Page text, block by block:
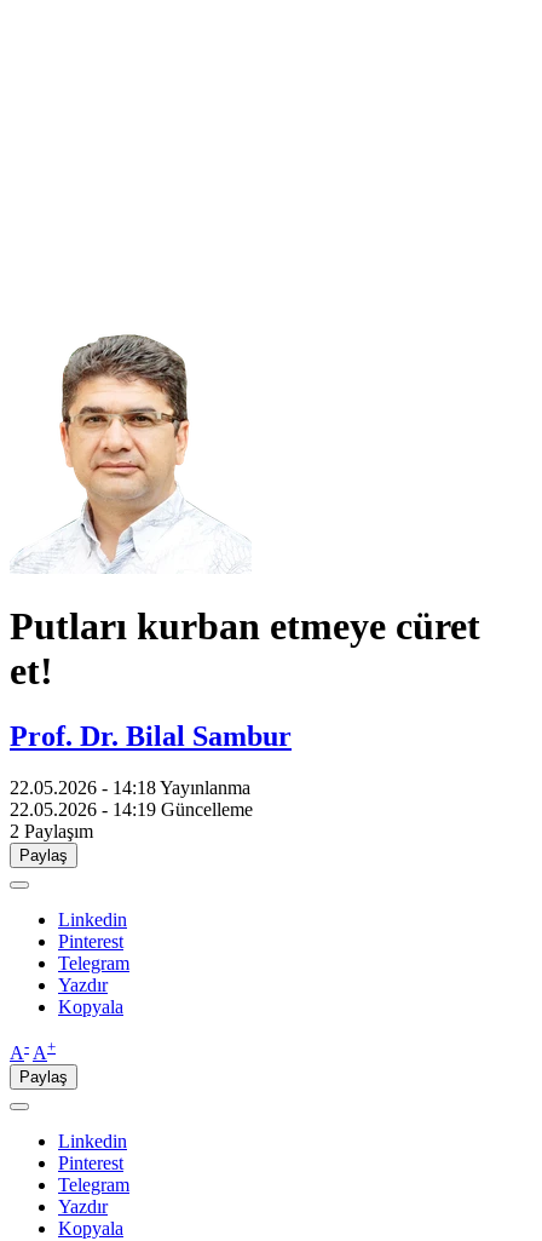
Putları kurban etmeye cüret
et!
Prof. Dr. Bilal Sambur
22.05.2026 - 14:18Yayınlanma
22.05.2026 - 14:19 Güncelleme
2 Paylaşım
Paylaş
Linkedin
Pinterest
Telegram
Yazdır
Kopyala
A- A+
Paylaş
Linkedin
Pinterest
Telegram
Yazdır
Kopyala